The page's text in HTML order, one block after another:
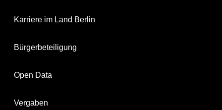
Karriere im Land Berlin
Bürgerbeteiligung
Open Data
Vergaben